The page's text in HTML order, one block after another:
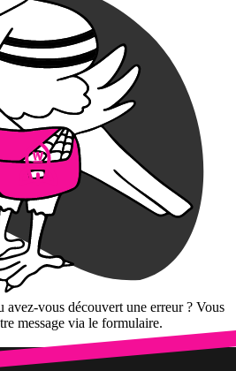
avez-vous découvert une erreur ? Vous
message via le formulaire.